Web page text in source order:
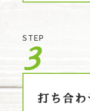
STEP
3
打ち合わ